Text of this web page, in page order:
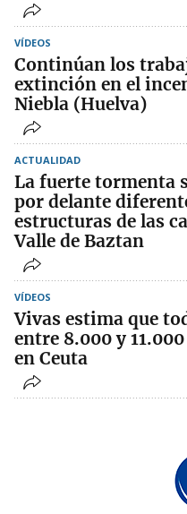
VÍDEOS
Continúan los
extinción en el
Niebla (Huelva)
ACTUALIDAD
La fuerte tormenta
por delante
estructuras de las
Valle de Baztan
VÍDEOS
Vivas estima que
entre 8.000 y
en Ceuta